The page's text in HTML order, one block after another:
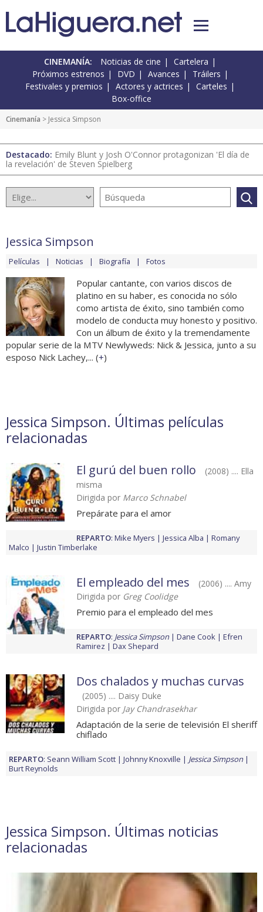
CINEMANÍA: Noticias de cine
Cartelera
Próximos estrenos
DVD Avances
Tráilers
Festivales y premios
Actores y actrices
Carteles
Box-office
Cinemanía > Jessica Simpson
Destacado: Emily Blunt y Josh O'Connor protagonizan 'El día de
la revelación' de Steven Spielberg
Jessica Simpson
Películas Noticias Biografía Fotos
Popular cantante, con varios discos de
platino en su haber, es conocida no sólo
como artista de éxito, sino también como
modelo de conducta muy honesto y positivo.
Con un álbum de éxito y la tremendamente
popular serie de la MTV Newlyweds: Nick & Jessica, junto a su
esposo Nick Lachey,... (+)
Jessica Simpson. Últimas películas
relacionadas
El gurú del buen rollo
(2008) .... Ella
misma
Dirigida por Marco Schnabel
Prepárate para el amor
REPARTO: Mike Myers Jessica Alba
Romany
Malco
Justin Timberlake
El empleado del mes
(2006) .... Amy
Dirigida por Greg Coolidge
Premio para el empleado del mes
REPARTO: Jessica Simpson Dane Cook
Efren
Ramirez
Dax Shepard
Dos chalados y muchas curvas
(2005) .... Daisy Duke
Dirigida por Jay Chandrasekhar
Adaptación de la serie de televisión El sheriff
chiflado
REPARTO: Seann William Scott Johnny Knoxville
Jessica Simpson
Burt Reynolds
Jessica Simpson. Últimas noticias
relacionadas